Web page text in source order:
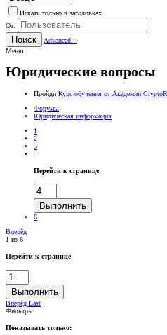
Искать только в заголовках
От:
Поиск
Advanced...
Меню
Юридические вопросы
Пройди Курс обучения от Академии
Форумы
Юридическая информация
1
2
3
Перейти к странице
Выполнить
6
Вперёд
1 из 6
Перейти к странице
Выполнить
Вперёд Last
Фильтры
Показывать только: